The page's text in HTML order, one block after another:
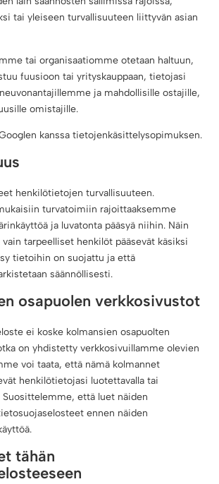
tai yleiseen turvallisuuteen liittyvän asian
tai organisaatiomme otetaan haltuun,
fuusioon tai yrityskauppaan, tietojasi
ja mahdollisille ostajille,
omistajille.
kanssa tietojenkäsittelysopimuksen.
henkilötietojen turvallisuuteen.
turvatoimiin rajoittaaksemme
ja luvatonta pääsyä niihin. Näin
tarpeelliset henkilöt pääsevät käsiksi
tietoihin on suojattu ja että
säännöllisesti.
osapuolen verkkosivustot
ei koske kolmansien osapuolten
on yhdistetty verkkosivuillamme olevien
voi taata, että nämä kolmannet
henkilötietojasi luotettavalla tai
Suosittelemme, että luet näiden
ennen näiden
tähän